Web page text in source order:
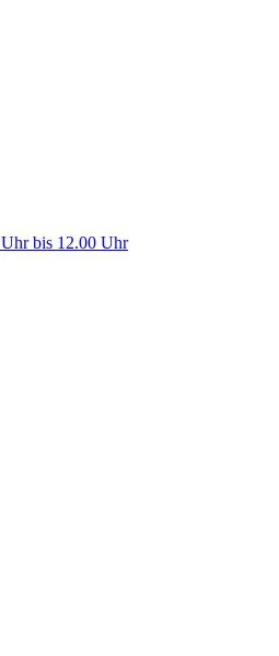
bis 12.00 Uhr